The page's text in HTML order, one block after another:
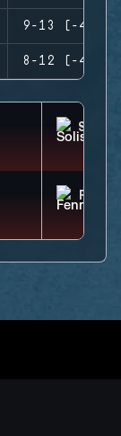
9-13 (-4)
8-12 (-4)
SOLIS